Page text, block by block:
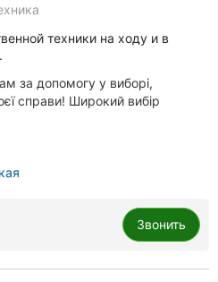
техники на ходу и в
за допомогу у виборі,
справи! Широкий вибір
Звонить